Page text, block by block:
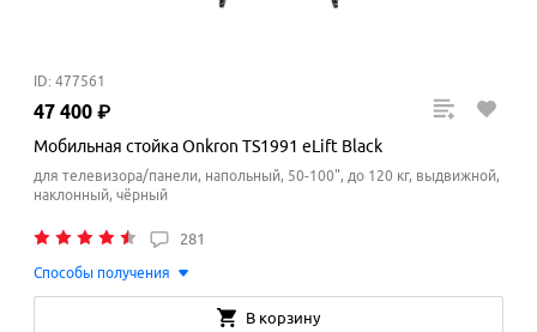
ID: 477561
47 400 ₽
Мобильная стойка Onkron TS1991 eLift Black
для телевизора/панели, напольный, 50-100", до 120 кг, выдвижной,
наклонный, чёрный
281
Способы получения
В корзину